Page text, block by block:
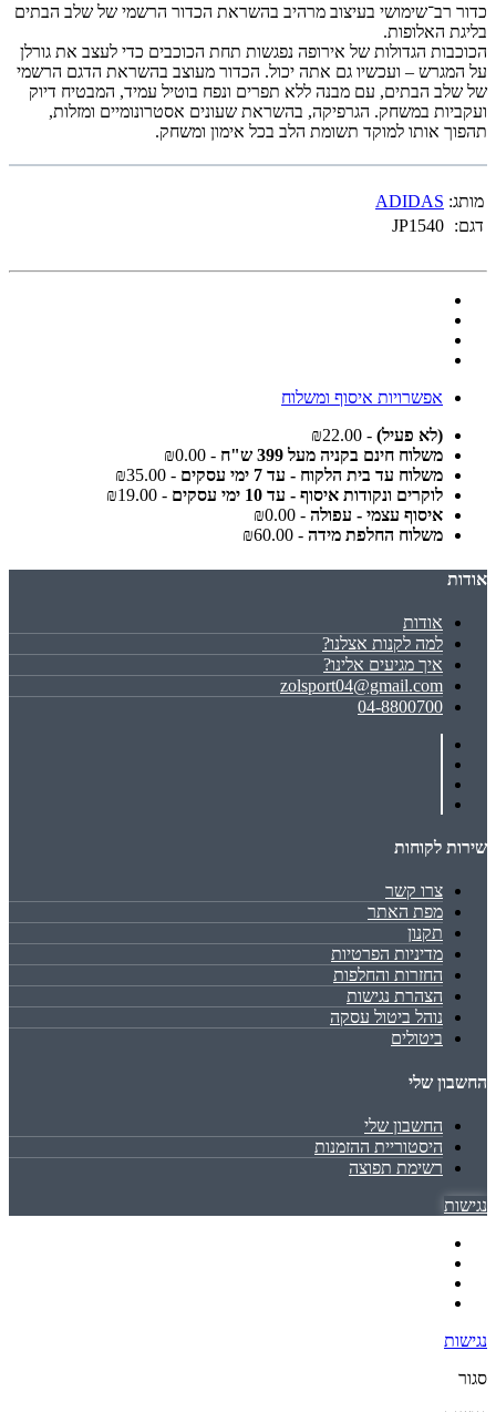
כדור רב־שימושי בעיצוב מרהיב בהשראת הכדור הרשמי של שלב הבתים
בליגת האלופות.
הכוכבות הגדולות של אירופה נפגשות תחת הכוכבים כדי לעצב את גורלן
על המגרש – ועכשיו גם אתה יכול. הכדור מעוצב בהשראת הדגם הרשמי
של שלב הבתים, עם מבנה ללא תפרים ונפח בוטיל עמיד, המבטיח דיוק
ועקביות במשחק. הגרפיקה, בהשראת שעונים אסטרונומיים ומזלות,
תהפוך אותו למוקד תשומת הלב בכל אימון ומשחק.
מותג: ADIDAS
דגם: JP1540
אפשרויות איסוף ומשלוח
(לא פעיל) - ₪22.00
משלוח חינם בקניה מעל 399 ש"ח
- ₪0.00
משלוח עד בית הלקוח - עד 7 ימי עסקים
- ₪35.00
לוקרים ונקודות איסוף - עד 10 ימי עסקים
- ₪19.00
איסוף עצמי - עפולה - ₪0.00
משלוח החלפת מידה - ₪60.00
אודות
אודות
למה לקנות אצלנו?
איך מגיעים אלינו?
zolsport04@gmail.com
04-8800700
שירות לקוחות
צרו קשר
מפת האתר
תקנון
מדיניות הפרטיות
החזרות והחלפות
הצהרת נגישות
נוהל ביטול עסקה
ביטולים
החשבון שלי
החשבון שלי
היסטוריית ההזמנות
רשימת תפוצה
נגישות
נגישות
סגור